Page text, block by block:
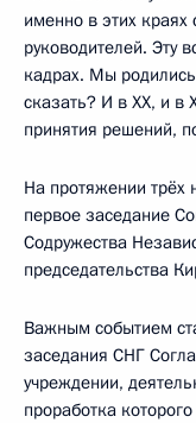
именно в этих краях
руководителей. Эту
кадрах. Мы
сказать? И в XX, и в
принятия решений,
На протяжении
первое заседание
Содружества
председательства
Важным событием
заседания СНГ
учреждении,
проработка